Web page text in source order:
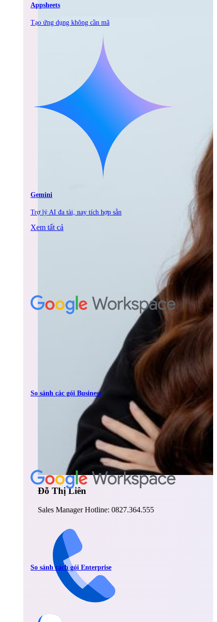
Đỗ Thị Liên
Sales Manager Hotline: 0827.364.555
Appsheets
Tạo ứng dụng không cần mã
Gemini
Trợ lý AI đa tài, nay tích hợp sẵn
Xem tất cả
So sánh các gói Business
So sánh cách gói Enterprise